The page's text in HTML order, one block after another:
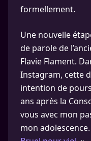
formellement.
Une nouvelle
de parole de
Flavie Flament.
Instagram, cette
intention de
ans après la
vous avec mon
mon adolescence.